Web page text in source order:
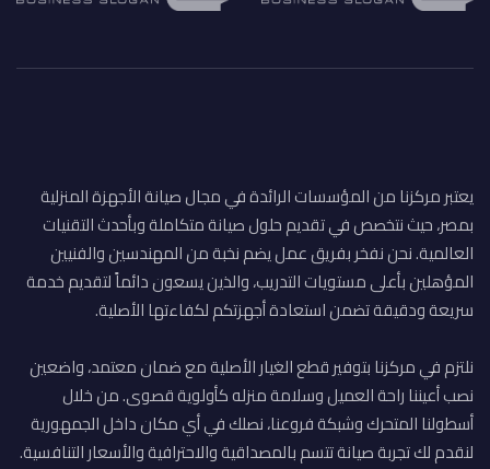
يعتبر مركزنا من المؤسسات الرائدة في مجال صيانة الأجهزة المنزلية
بمصر، حيث نتخصص في تقديم حلول صيانة متكاملة وبأحدث التقنيات
العالمية. نحن نفخر بفريق عمل يضم نخبة من المهندسين والفنيين
المؤهلين بأعلى مستويات التدريب، والذين يسعون دائماً لتقديم خدمة
سريعة ودقيقة تضمن استعادة أجهزتكم لكفاءتها الأصلية.
نلتزم في مركزنا بتوفير قطع الغيار الأصلية مع ضمان معتمد، واضعين
نصب أعيننا راحة العميل وسلامة منزله كأولوية قصوى. من خلال
أسطولنا المتحرك وشبكة فروعنا، نصلك في أي مكان داخل الجمهورية
لنقدم لك تجربة صيانة تتسم بالمصداقية والاحترافية والأسعار التنافسية.